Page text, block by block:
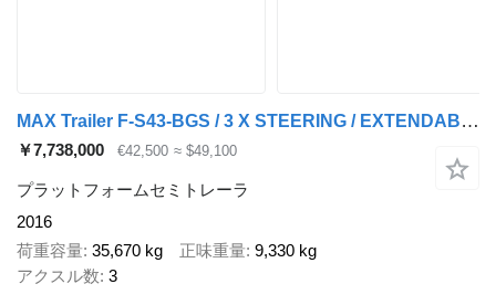
MAX Trailer F-S43-BGS / 3 X STEERING / EXTENDABLE / LIFT AXLE
￥7,738,000 €42,500 ≈ $49,100
プラットフォームセミトレーラ
2016
荷重容量 35,670 kg 正味重量 9,330 kg
アクスル数 3